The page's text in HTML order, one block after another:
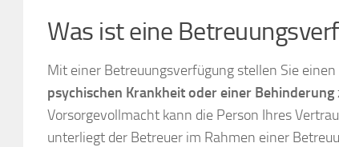
Was ist eine
Mit einer Betreuungsverfügung stellen Sie
psychischen Krankheit oder einer Behinderung
Vorsorgevollmacht kann die Person Ihres
unterliegt der Betreuer im Rahmen einer